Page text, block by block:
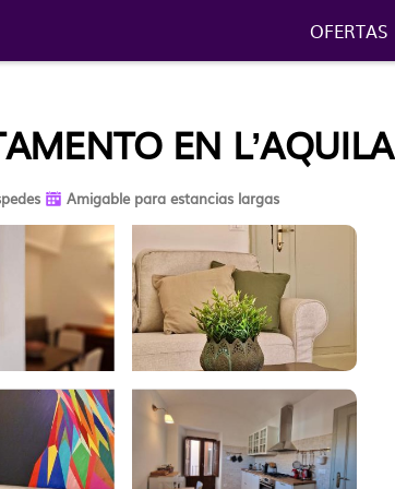
OFERTAS
EN LʼAQUILA
Amigable para estancias largas